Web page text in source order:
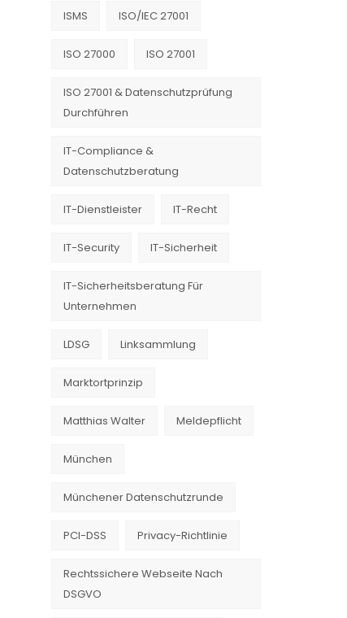
ISMS ISO/IEC 27001
ISO 27000 ISO 27001
ISO 27001 & Datenschutzprüfung
Durchführen
IT-Compliance &
Datenschutzberatung
IT-Dienstleister IT-Recht
IT-Security IT-Sicherheit
IT-Sicherheitsberatung Für
Unternehmen
LDSG Linksammlung
Marktortprinzip
Matthias Walter Meldepflicht
München
Münchener Datenschutzrunde
PCI-DSS Privacy-Richtlinie
Rechtssichere Webseite Nach
DSGVO